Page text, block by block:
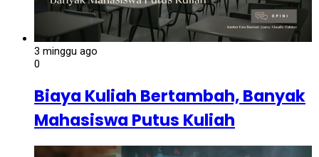
3 minggu ago
0
Biaya Kuliah Bertambah, Banyak
Mahasiswa Putus Kuliah